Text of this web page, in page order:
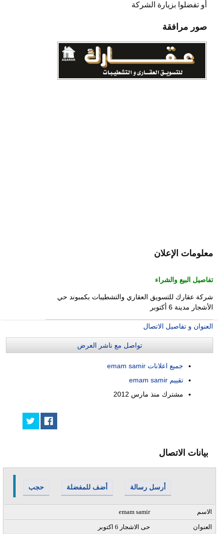
أو تفضلوا بزيارة الشركة
صور مرافقة
معلومات الإعلان
تفاصيل البيع والشراء
شركة عقارك للتسويق العقاري والتشطيبات بكمبوند حي
الأشجار مدينة 6 أكتوبر
العنوان و تفاصيل الاتصال
تواصل مع ناشر العرض
جميع اعلانات emam samir
تقييم emam samir
مشترك منذ مارس 2012
بيانات الاتصال
حجب أضف للمفضلة أرسل رسالة
emam samir الاسم
حى الاشجار 6 اكتوبر
العنوان